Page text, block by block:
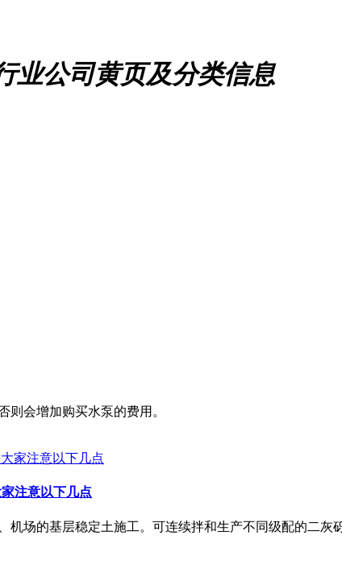
业公司黄页及分类信息
则会增加购买水泵的费用。
注意以下几点
机场的基层稳定土施工。可连续拌和生产不同级配的二